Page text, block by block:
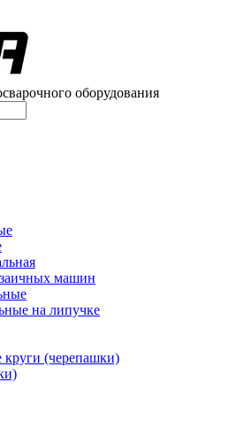
оборудования
машин
на липучке
(черепашки)